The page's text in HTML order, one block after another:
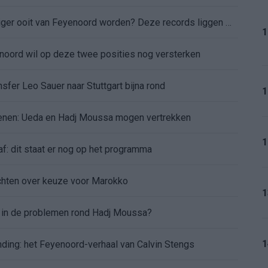
wil op deze twee posities nog versterken
Leo Sauer naar Stuttgart bijna rond
Ueda en Hadj Moussa mogen vertrekken
dit staat er nog op het programma
over keuze voor Marokko
de problemen rond Hadj Moussa?
het Feyenoord-verhaal van Calvin Stengs